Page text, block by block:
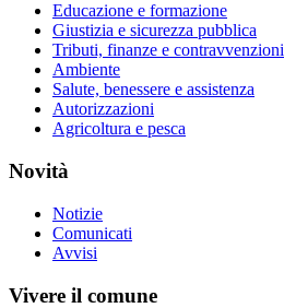
Educazione e formazione
Giustizia e sicurezza pubblica
Tributi, finanze e contravvenzioni
Ambiente
Salute, benessere e assistenza
Autorizzazioni
Agricoltura e pesca
Novità
Notizie
Comunicati
Avvisi
Vivere il comune